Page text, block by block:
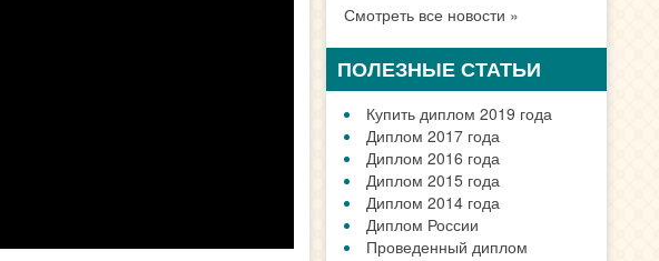
Смотреть все новости »
ПОЛЕЗНЫЕ СТАТЬИ
Купить диплом 2019 года
Диплом 2017 года
Диплом 2016 года
Диплом 2015 года
Диплом 2014 года
Диплом России
Проведенный диплом